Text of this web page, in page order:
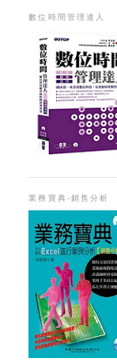
數位時間管理達人
業務寶典-銷售分析